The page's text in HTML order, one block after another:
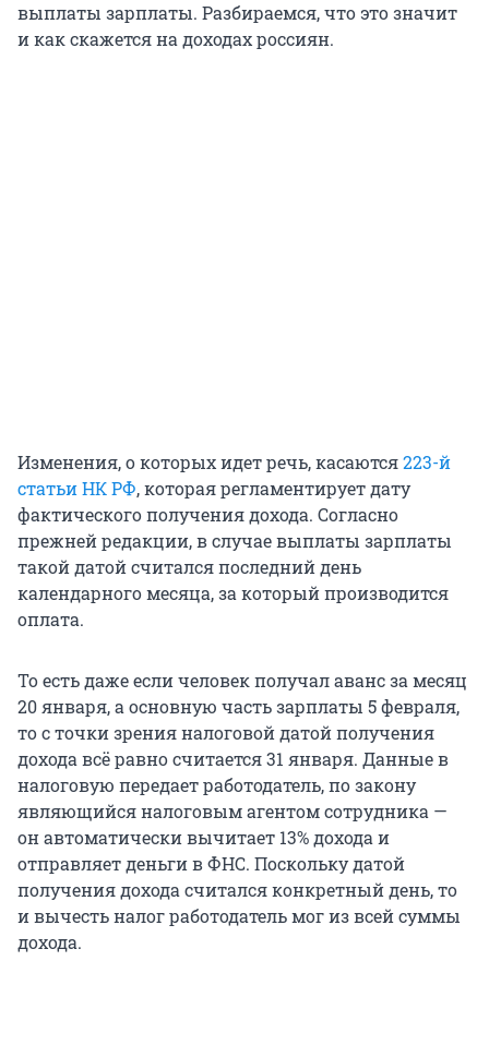
выплаты зарплаты. Разбираемся, что это значит
и как скажется на доходах россиян.
Изменения, о которых идет речь, касаются223-й
статьи НК РФ, которая регламентирует дату
фактического получения дохода. Согласно
прежней редакции, в случае выплаты зарплаты
такой датой считался последний день
календарного месяца, за который производится
оплата.
То есть даже если человек получал аванс за месяц
20 января, а основную часть зарплаты 5 февраля,
то с точки зрения налоговой датой получения
дохода всё равно считается 31 января. Данные в
налоговую передает работодатель, по закону
являющийся налоговым агентом сотрудника —
он автоматически вычитает 13% дохода и
отправляет деньги в ФНС. Поскольку датой
получения дохода считался конкретный день, то
и вычесть налог работодатель мог из всей суммы
дохода.